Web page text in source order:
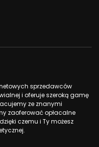
sprzedawców
i oferuje szeroką gamę
ze znanymi
zaoferować opłacalne
czemu i Ty możesz